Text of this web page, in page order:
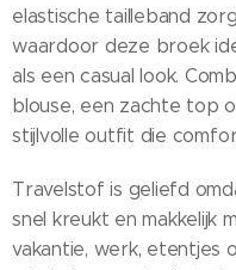
elastische tailleband
waardoor deze broek
als een casual look.
blouse, een zachte top
stijlvolle outfit die
Travelstof is geliefd
snel kreukt en makkelijk
vakantie, werk, etentjes